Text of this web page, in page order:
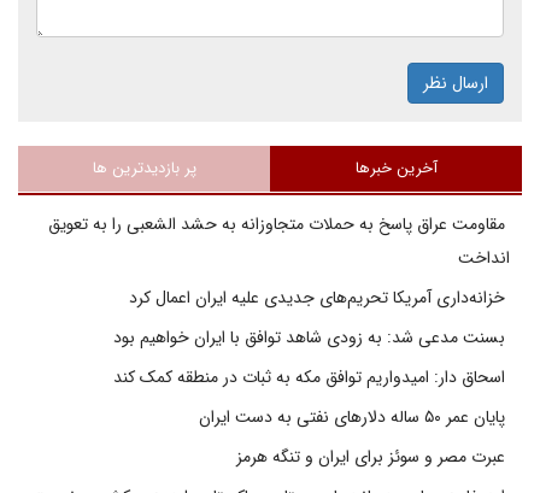
ارسال نظر
آخرین خبرها پر بازدیدترین ها
مقاومت عراق پاسخ به حملات متجاوزانه به حشد الشعبی را به تعویق
انداخت
خزانه‌داری آمریکا تحریم‌های جدیدی علیه ایران اعمال کرد
بسنت مدعی شد: به زودی شاهد توافق با ایران خواهیم بود
اسحاق دار: امیدواریم توافق مکه به ثبات در منطقه کمک کند
پایان عمر ۵۰ ساله دلارهای نفتی به دست ایران
عبرت مصر و سوئز برای ایران و تنگه هرمز